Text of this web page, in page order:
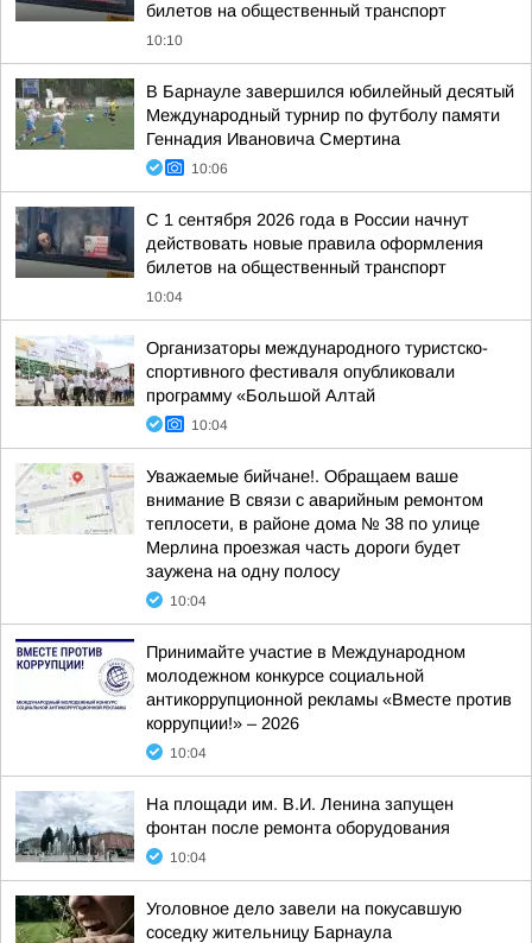
билетов на общественный транспорт
10:10
В Барнауле завершился юбилейный десятый
Международный турнир по футболу памяти
Геннадия Ивановича Смертина
10:06
С 1 сентября 2026 года в России начнут
действовать новые правила оформления
билетов на общественный транспорт
10:04
Организаторы международного туристско-
спортивного фестиваля опубликовали
программу «Большой Алтай
10:04
Уважаемые бийчане!. Обращаем ваше
внимание В связи с аварийным ремонтом
теплосети, в районе дома № 38 по улице
Мерлина проезжая часть дороги будет
заужена на одну полосу
10:04
Принимайте участие в Международном
молодежном конкурсе социальной
антикоррупционной рекламы «Вместе против
коррупции!» – 2026
10:04
На площади им. В.И. Ленина запущен
фонтан после ремонта оборудования
10:04
Уголовное дело завели на покусавшую
соседку жительницу Барнаула